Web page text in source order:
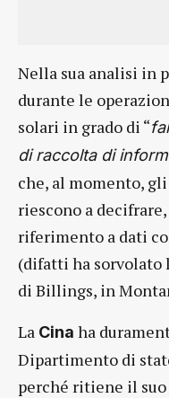
Nella sua analisi in
durante le
solari in grado di “
di raccolta di
che, al momento,
riescono a
riferimento a dati
(difatti ha sorvolato
di Billings, in
La Cina ha
Dipartimento di
perché ritiene il